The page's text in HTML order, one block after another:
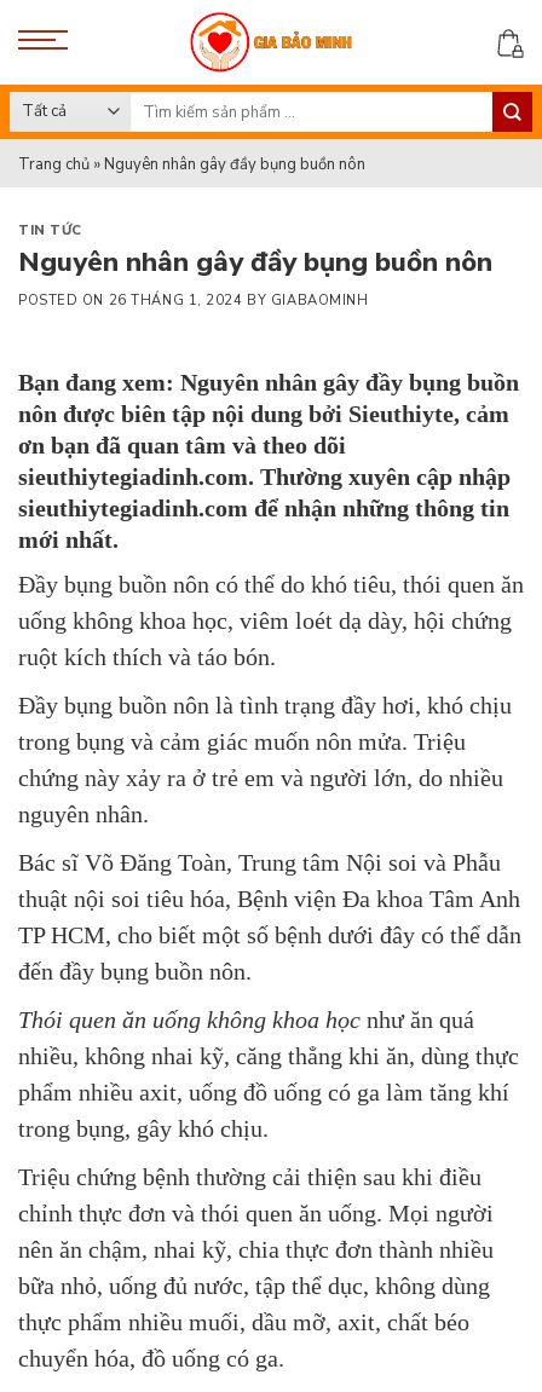
Search
for:
Trang chủ » Nguyên nhân gây đầy bụng buồn nôn
TIN TỨC
Nguyên nhân gây đầy bụng buồn nôn
POSTED ON 26 THÁNG 1, 2024 BY GIABAOMINH
Bạn đang xem: Nguyên nhân gây đầy bụng buồn
nôn được biên tập nội dung bởi Sieuthiyte, cảm
ơn bạn đã quan tâm và theo dõi
sieuthiytegiadinh.com. Thường xuyên cập nhập
sieuthiytegiadinh.com để nhận những thông tin
mới nhất.
Đầy bụng buồn nôn có thể do khó tiêu, thói quen ăn
uống không khoa học, viêm loét dạ dày, hội chứng
ruột kích thích và táo bón.
Đầy bụng buồn nôn là tình trạng đầy hơi, khó chịu
trong bụng và cảm giác muốn nôn mửa. Triệu
chứng này xảy ra ở trẻ em và người lớn, do nhiều
nguyên nhân.
Bác sĩ Võ Đăng Toàn, Trung tâm Nội soi và Phẫu
thuật nội soi tiêu hóa, Bệnh viện Đa khoa Tâm Anh
TP HCM, cho biết một số bệnh dưới đây có thể dẫn
đến đầy bụng buồn nôn.
Thói quen ăn uống không khoa học như ăn quá
nhiều, không nhai kỹ, căng thẳng khi ăn, dùng thực
phẩm nhiều axit, uống đồ uống có ga làm tăng khí
trong bụng, gây khó chịu.
Triệu chứng bệnh thường cải thiện sau khi điều
chỉnh thực đơn và thói quen ăn uống. Mọi người
nên ăn chậm, nhai kỹ, chia thực đơn thành nhiều
bữa nhỏ, uống đủ nước, tập thể dục, không dùng
thực phẩm nhiều muối, dầu mỡ, axit, chất béo
chuyển hóa, đồ uống có ga.